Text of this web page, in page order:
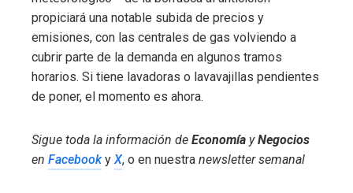
propiciará una notable subida de precios y
emisiones, con las centrales de gas volviendo a
cubrir parte de la demanda en algunos tramos
horarios. Si tiene lavadoras o lavavajillas pendientes
de poner, el momento es ahora.
Sigue toda la información de Economía yNegocios
en FacebookyX, o en nuestra newsletter semanal